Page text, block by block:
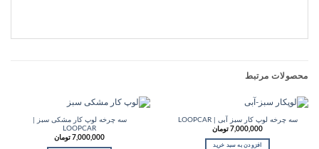
محصولات مرتبط
سه چرخه لوپ کار سبز آبی | LOOPCAR
7,000,000 تومان
افزودن به سبد خرید
سه چرخه لوپ کار مشکی سبز |
LOOPCAR
7,000,000 تومان